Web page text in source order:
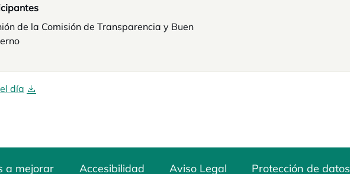
de la Comisión de Transparencia y Buen
día
a mejorar Accesibilidad Aviso Legal Protección de datos